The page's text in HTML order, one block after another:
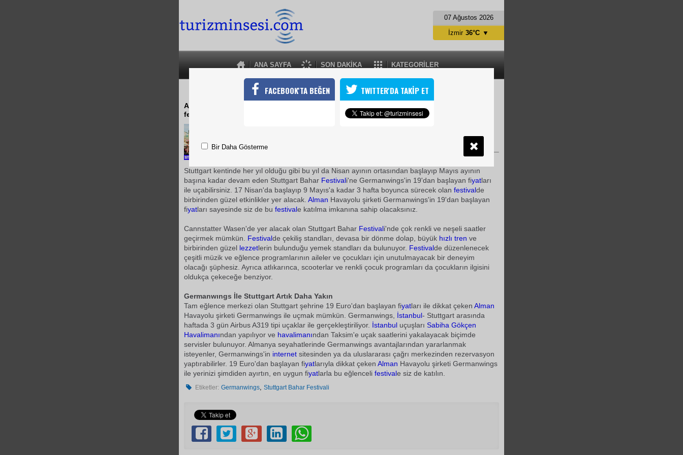
07 Ağustos 2026
ANA SAYFA SON DAKİKA KATEGORİLER
İzmir 36°C ▼
SUTUTTGART BAHAR FESTİVALİ 17 NİSANDA
Alman Havayolu şirketi Germanwings'in 19'dan başlayan fiyatları sayesinde siz de bu
festivale katılma imkanına sahip olacaksınız
Stuttgart kentinde her yıl olduğu gibi bu yıl da Nisan ayının ortasından başlayıp Mayıs ayının
başına kadar devam eden Stuttgart Bahar Festivali'ne Germanwings'in 19'dan başlayan fiyatları
ile uçabilirsiniz. 17 Nisan'da başlayıp 9 Mayıs'a kadar 3 hafta boyunca sürecek olan festivalde
birbirinden güzel etkinlikler yer alacak. Alman Havayolu şirketi Germanwings'in 19'dan başlayan
fiyatları sayesinde siz de bu festivale katılma imkanına sahip olacaksınız.
Cannstatter Wasen'de yer alacak olan Stuttgart Bahar Festivali'nde çok renkli ve neşeli saatler
geçirmek mümkün. Festivalde çekiliş standları, devasa bir dönme dolap, büyük hızlı tren ve
birbirinden güzel lezzetlerin bulunduğu yemek standları da bulunuyor. Festivalde düzenlenecek
çeşitli müzik ve eğlence programlarının aileler ve çocukları için unutulmayacak bir deneyim
olacağı şüphesiz. Ayrıca atlıkarınca, scooterlar ve renkli çocuk programları da çocukların ilgisini
oldukça çekeceğe benziyor.
Germanwıngs İle Stuttgart Artık Daha Yakın
Tam eğlence merkezi olan Stuttgart şehrine 19 Euro'dan başlayan fiyatları ile dikkat çeken Alman
Havayolu şirketi Germanwings ile uçmak mümkün. Germanwings, İstanbul- Stuttgart arasında
haftada 3 gün Airbus A319 tipi uçaklar ile gerçekleştiriliyor. İstanbul uçuşları Sabiha Gökçen
Havalimanından yapılıyor ve havalimanından Taksim'e uçak saatlerini yakalayacak biçimde
servisler bulunuyor. Almanya seyahatlerinde Germanwings avantajlarından yararlanmak
isteyenler, Germanwings'in internet sitesinden ya da uluslararası çağrı merkezinden rezervasyon
yaptırabilirler. 19 Euro'dan başlayan fiyatlarıyla dikkat çeken Alman Havayolu şirketi Germanwings
ile yerinizi şimdiden ayırtın, en uygun fiyatlarla bu eğlenceli festivale siz de katılın.
Etiketler: Germanwings,Stuttgart Bahar Festivali
FACEBOOK'TA BEĞEN TWITTER'DA TAKİP ET
Bir Daha Gösterme